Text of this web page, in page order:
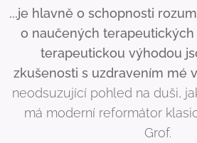
...je hlavně o schopnosti
o naučených
terapeutickou výhodou
zkušenosti s uzdravením mé
neodsuzující pohled na duši,
má moderní reformátor
Grof.